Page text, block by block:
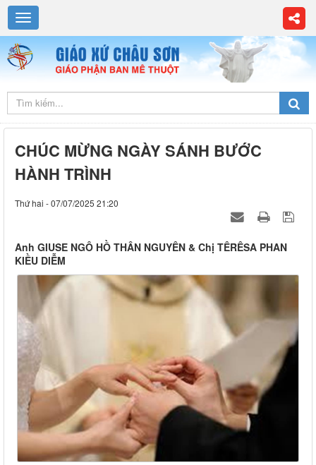
CHÚC MỪNG NGÀY SÁNH BƯỚC
HÀNH TRÌNH
Thứ hai - 07/07/2025 21:20
Anh GIUSE NGÔ HỒ THÂN NGUYÊN & Chị TÊRÊSA PHAN
KIỀU DIỄM